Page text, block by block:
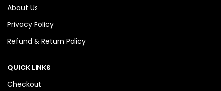
About Us
Privacy Policy
Refund & Return Policy
QUICK LINKS
Checkout